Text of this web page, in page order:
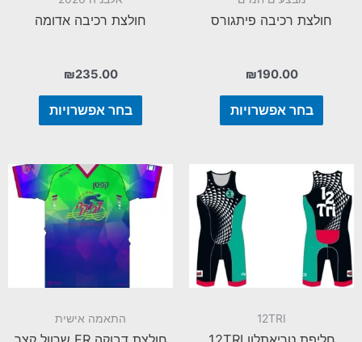
חולצת רכיבה פיתגורס
₪190.00
בחר אפשרויות
חולצת רכיבה אדומה
₪235.00
בחר אפשרויות
12TRI התאמה אישית